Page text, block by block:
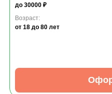
до 30000 ₽
Возраст:
от 18 до 80 лет